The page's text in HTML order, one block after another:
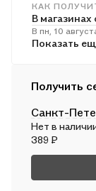
КАК
В магазинах
В пн, 10
В пунктах
Во вт, 11
Почтой
В ср, 12
Показать
Получить
Санкт-
Нет в
389 ₽